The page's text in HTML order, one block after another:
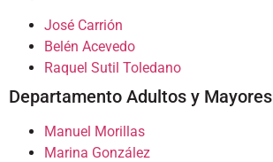
José Carrión
Belén Acevedo
Raquel Sutil Toledano
Departamento Adultos y Mayores
Manuel Morillas
Marina González